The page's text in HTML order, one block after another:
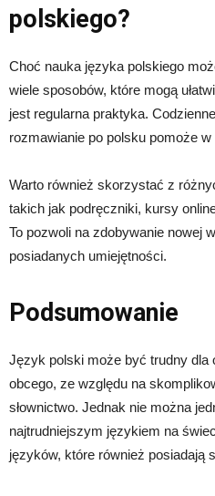
polskiego?
Choć nauka języka polskiego
wiele sposobów, które mogą
jest regularna praktyka.
rozmawianie po polsku pomoże
Warto również skorzystać z
takich jak podręczniki, kursy
To pozwoli na zdobywanie nowej
posiadanych umiejętności.
Podsumowanie
Język polski może być trudny dla
obcego, ze względu na
słownictwo. Jednak nie można
najtrudniejszym językiem na
języków, które również posiadają